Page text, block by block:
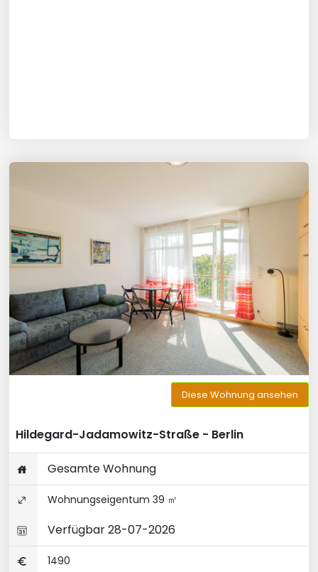
Diese Wohnung ansehen
Hildegard-Jadamowitz-Straße - Berlin
Gesamte Wohnung
Wohnungseigentum 39 ㎡
Verfügbar 28-07-2026
1490